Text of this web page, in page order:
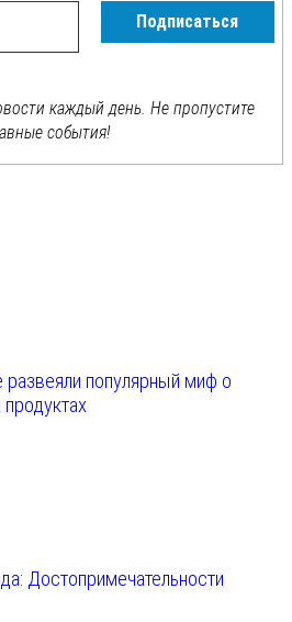
каждый день. Не пропустите
события!
популярный миф о
Достопримечательности